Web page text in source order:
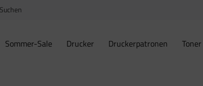
Suchen
Sommer-Sale Drucker Druckerpatronen Toner